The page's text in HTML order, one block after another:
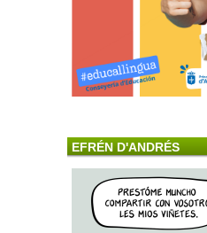
EFRÉN D'ANDRÉS